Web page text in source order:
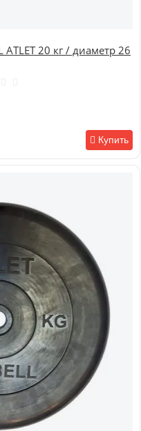
20 кг / диаметр 26
Купить